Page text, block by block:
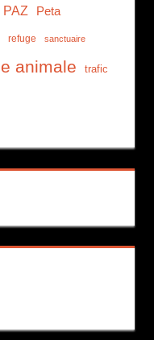
PAZ Peta
refuge sanctuaire
animale trafic